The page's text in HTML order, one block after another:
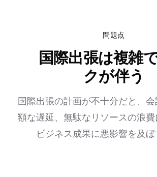
問題点
国際出張は複雑
クが伴う
国際出張の計画が不十分だと、
額な遅延、無駄なリソースの浪費
ビジネス成果に悪影響を及ぼ